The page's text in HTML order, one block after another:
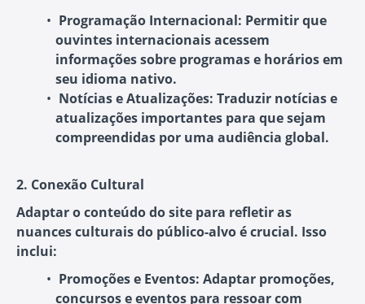
Programação Internacional: Permitir que
ouvintes internacionais acessem
informações sobre programas e horários em
seu idioma nativo.
Notícias e Atualizações: Traduzir notícias e
atualizações importantes para que sejam
compreendidas por uma audiência global.
2. Conexão Cultural
Adaptar o conteúdo do site para refletir as
nuances culturais do público-alvo é crucial. Isso
inclui:
Promoções e Eventos: Adaptar promoções,
concursos e eventos para ressoar com